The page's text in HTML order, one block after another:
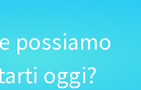
possiamo
oggi?